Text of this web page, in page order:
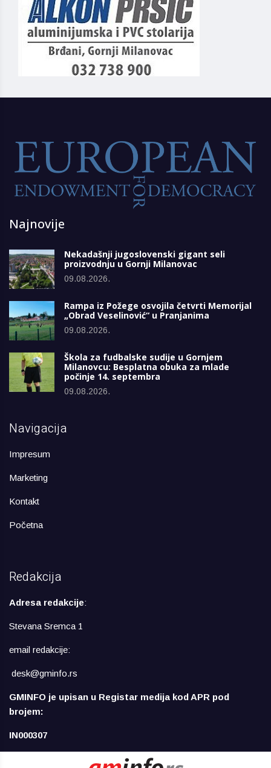
Najnovije
Nekadašnji jugoslovenski gigant seli
proizvodnju u Gornji Milanovac
09.08.2026.
Rampa iz Požege osvojila četvrti Memorijal
„Obrad Veselinović“ u Pranjanima
09.08.2026.
Škola za fudbalske sudije u Gornjem
Milanovcu: Besplatna obuka za mlade
počinje 14. septembra
09.08.2026.
Navigacija
Impresum
Marketing
Kontakt
Početna
Redakcija
Adresa redakcije:
Stevana Sremca 1
email redakcije:
desk@gminfo.rs
GMINFO je upisan u Registar medija kod APR pod
brojem:
IN000307